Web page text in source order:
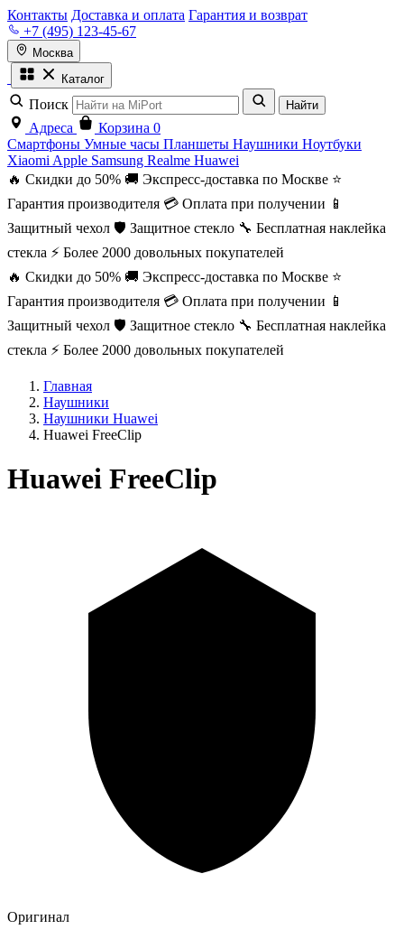
Контакты Доставка и оплата Гарантия и возврат
+7 (495) 123-45-67
Москва
Каталог
Поиск Найти
Адреса Корзина 0
Смартфоны Умные часы Планшеты Наушники Ноутбуки
Xiaomi Apple Samsung Realme Huawei
🔥 Скидки до 50% 🚚 Экспресс-доставка по Москве ⭐
Гарантия производителя 💳 Оплата при получении 📱
Защитный чехол 🛡️ Защитное стекло 🔧 Бесплатная наклейка
стекла ⚡ Более 2000 довольных покупателей
🔥 Скидки до 50% 🚚 Экспресс-доставка по Москве ⭐
Гарантия производителя 💳 Оплата при получении 📱
Защитный чехол 🛡️ Защитное стекло 🔧 Бесплатная наклейка
стекла ⚡ Более 2000 довольных покупателей
Главная
Наушники
Наушники Huawei
Huawei FreeClip
Huawei FreeClip
Оригинал